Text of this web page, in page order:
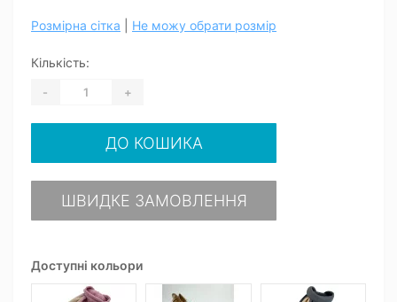
Доступні кольори
Розмірна сітка Не можу обрати розмір
Кількість:
- +
ДО КОШИКА
ШВИДКЕ ЗАМОВЛЕННЯ